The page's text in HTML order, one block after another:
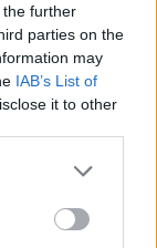
further
parties on the
may
IAB’s List of
it to other
more Google
may click to
party tags to